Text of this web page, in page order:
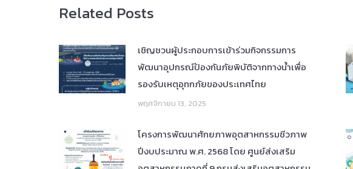
Related Posts
เชิญชวนผู้ประกอบการเข้าร่วมกิจกรรมการ
พัฒนาอุปกรณ์ป้องกันภัยพิบัติจากทางน้ำเพื่อ
รองรับเหตุอุทกภัยของประเทศไทย
พฤศจิกายน 13, 2025
โครงการพัฒนาศักยภาพอุตสาหกรรมชีวภาพ
ปีงบประมาณ พ.ศ. 2568 โดย ศูนย์ส่งเสริม